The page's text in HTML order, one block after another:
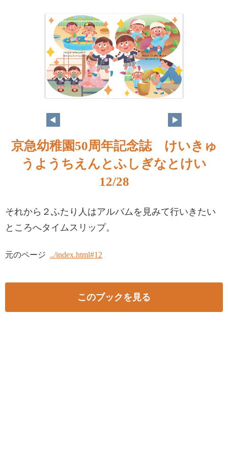
京急幼稚園50周年記念誌 けいきゅ
うようちえんとふしぎなとけい
12/28
それから２ふたり人はアルバムを見みて行いきたい
ところへタイムスリップ。
元のページ ../index.html#12
このブックを見る